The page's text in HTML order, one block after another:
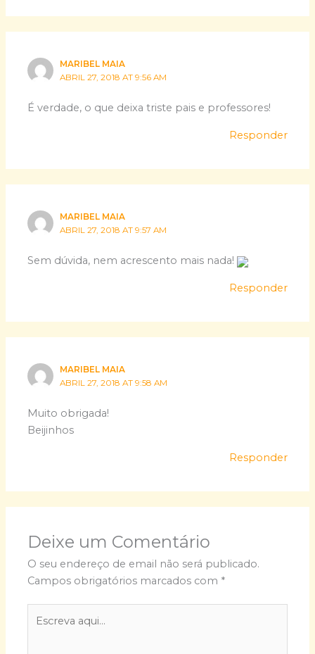
MARIBEL MAIA
ABRIL 27, 2018 AT 9:56 AM
É verdade, o que deixa triste pais e professores!
Responder
MARIBEL MAIA
ABRIL 27, 2018 AT 9:57 AM
Sem dúvida, nem acrescento mais nada!
Responder
MARIBEL MAIA
ABRIL 27, 2018 AT 9:58 AM
Muito obrigada!
Beijinhos
Responder
Deixe um Comentário
O seu endereço de email não será publicado.
Campos obrigatórios marcados com *